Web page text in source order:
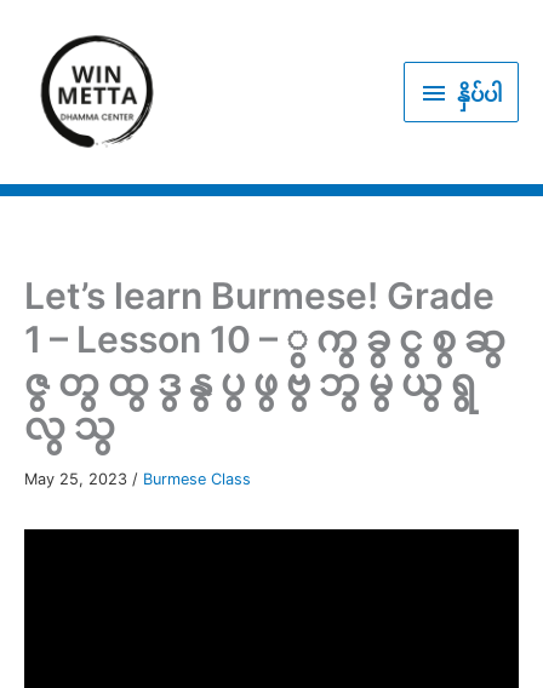
content
နှိပ် နှိပ်ပါ
Let’s learn Burmese! Grade
1 – Lesson 10 – ွ ကွ ခွ ငွ စွ ဆွ
ဇွ တွ ထွ ဒွ နွ ပွ ဖွ ဗွ ဘွ မွ ယွ ရွ
လွ သွ
May 25, 2023 / Burmese Class